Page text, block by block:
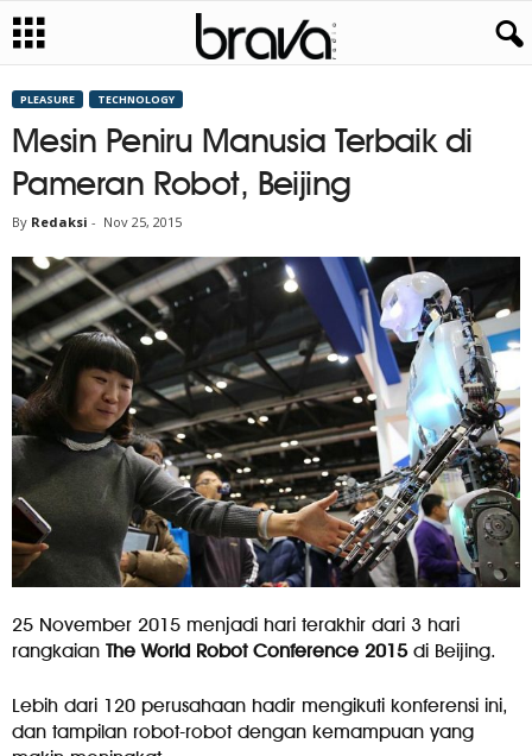
PLEASURE TECHNOLOGY
Mesin Peniru Manusia Terbaik di
Pameran Robot, Beijing
By Redaksi - Nov 25, 2015
25 November 2015 menjadi hari terakhir dari 3 hari
rangkaian The World Robot Conference 2015di Beijing.
Lebih dari 120 perusahaan hadir mengikuti konferensi ini,
dan tampilan robot-robot dengan kemampuan yang